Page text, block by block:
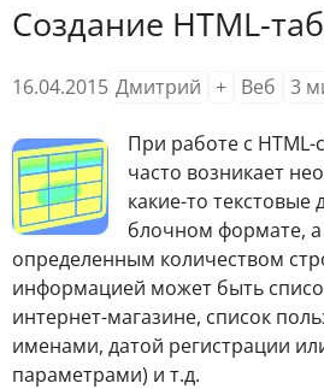
Создание HTML-
16.04.2015 Дмитрий + Веб 3
При работе с
часто возникает
какие-то
блочном формате,
определенным количеством
информацией может быть
интернет-магазине, список
именами, датой регистрации
параметрами) и т.д.